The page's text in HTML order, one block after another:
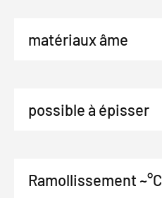
matériaux âme
possible à épisser
Ramollissement ~°C